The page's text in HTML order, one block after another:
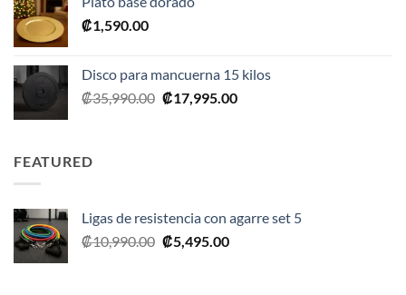
era:
₡1,590.00
Disco para mancuerna 15 kilos
₡35,990.00 El
₡17,995.00El
FEATURED
Ligas de resistencia con agarre set 5
₡10,990.00 El
₡5,495.00El